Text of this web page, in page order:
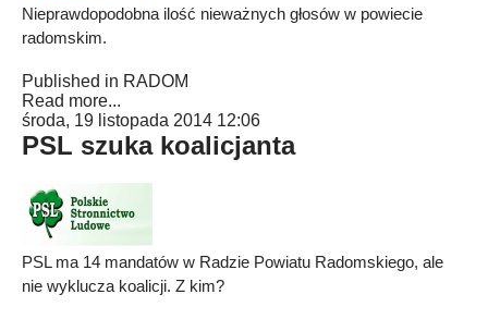
Nieprawdopodobna ilość nieważnych głosów w powiecie
radomskim.
Published in RADOM
Read more...
środa, 19 listopada 2014 12:06
PSL szuka koalicjanta
PSL ma 14 mandatów w Radzie Powiatu Radomskiego, ale
nie wyklucza koalicji. Z kim?